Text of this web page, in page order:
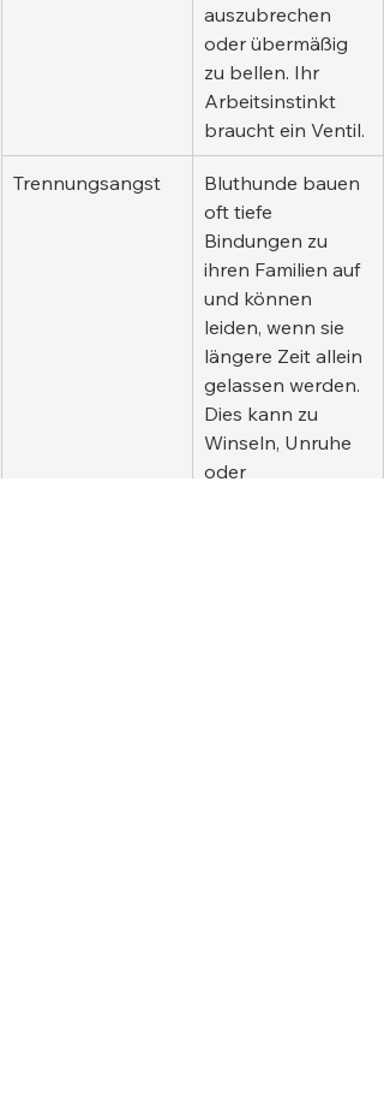
auszubrechen
oder übermäßig
zu bellen. Ihr
Arbeitsinstinkt
braucht ein Ventil.
Trennungsangst
Bluthunde bauen
oft tiefe
Bindungen zu
ihren Familien auf
und können
leiden, wenn sie
längere Zeit allein
gelassen werden.
Dies kann zu
Winseln, Unruhe
oder